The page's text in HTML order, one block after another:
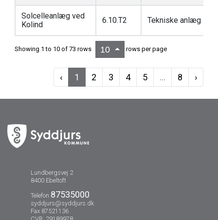
Solcelleanlæg ved
Kolind
6.10.T2 Tekniske anlæg
Showing 1 to 10 of 73 rows 10 rows per page
‹ 1 2 3 4 5 ... 8 ›
Lundbergsvej 2
8400 Ebeltoft
Telefon 87535000
syddjurs@syddjurs.dk
Fax 87521136